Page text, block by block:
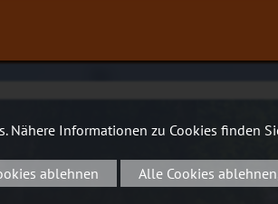
Nähere Informationen zu Cookies finden
ablehnen Alle Cookies